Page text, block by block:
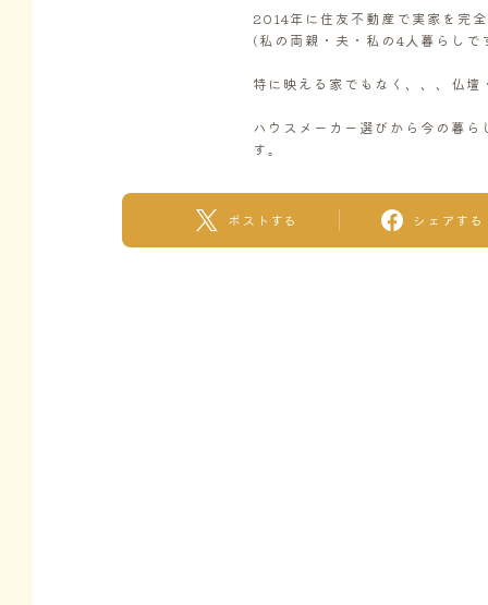
2014年に住友不動産で実家を完
(私の両親・夫・私の4人暮らし
特に映える家でもなく、、、仏
ハウスメーカー選びから今の暮
す。
ポストする シェアする